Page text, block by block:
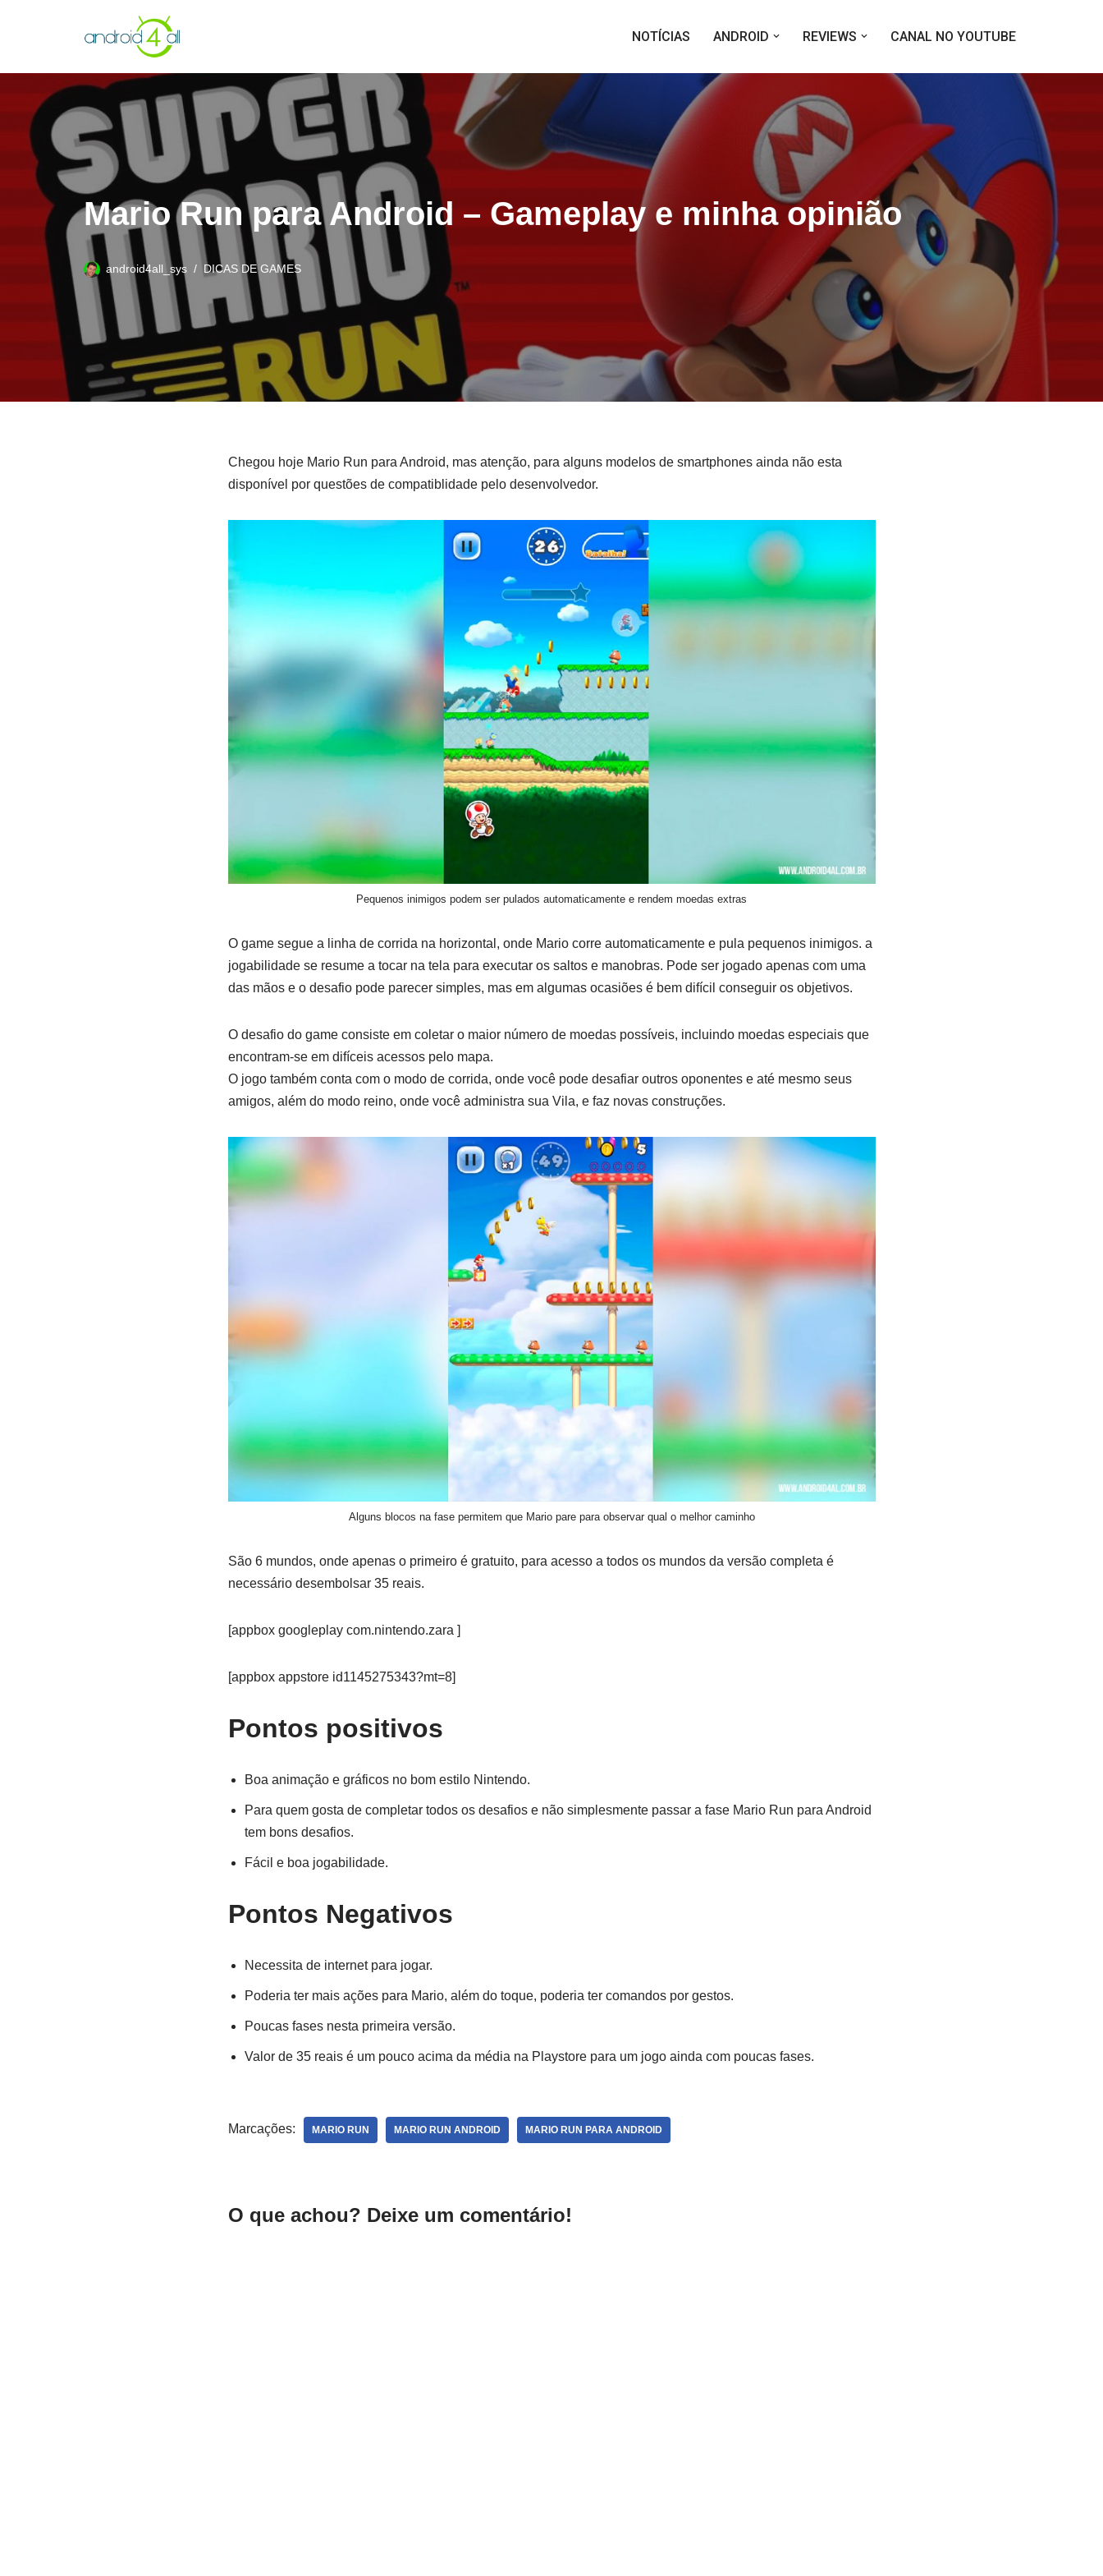
conteúdo
NOTÍCIAS ANDROID REVIEWS CANAL NO YOUTUBE
Mario Run para Android – Gameplay e minha opinião
android4all_sys DICAS DE GAMES
Chegou hoje Mario Run para Android, mas atenção, para alguns modelos de smartphones ainda não esta
disponível por questões de compatiblidade pelo desenvolvedor.
Pequenos inimigos podem ser pulados automaticamente e rendem moedas extras
O game segue a linha de corrida na horizontal, onde Mario corre automaticamente e pula pequenos inimigos. a
jogabilidade se resume a tocar na tela para executar os saltos e manobras. Pode ser jogado apenas com uma
das mãos e o desafio pode parecer simples, mas em algumas ocasiões é bem difícil conseguir os objetivos.
O desafio do game consiste em coletar o maior número de moedas possíveis, incluindo moedas especiais que
encontram-se em difíceis acessos pelo mapa.
O jogo também conta com o modo de corrida, onde você pode desafiar outros oponentes e até mesmo seus
amigos, além do modo reino, onde você administra sua Vila, e faz novas construções.
Alguns blocos na fase permitem que Mario pare para observar qual o melhor caminho
São 6 mundos, onde apenas o primeiro é gratuito, para acesso a todos os mundos da versão completa é
necessário desembolsar 35 reais.
[appbox googleplay com.nintendo.zara ]
[appbox appstore id1145275343?mt=8]
Pontos positivos
Boa animação e gráficos no bom estilo Nintendo.
Para quem gosta de completar todos os desafios e não simplesmente passar a fase Mario Run para Android
tem bons desafios.
Fácil e boa jogabilidade.
Pontos Negativos
Necessita de internet para jogar.
Poderia ter mais ações para Mario, além do toque, poderia ter comandos por gestos.
Poucas fases nesta primeira versão.
Valor de 35 reais é um pouco acima da média na Playstore para um jogo ainda com poucas fases.
Marcações: MARIO RUN MARIO RUN ANDROID MARIO RUN PARA ANDROID
O que achou? Deixe um comentário!